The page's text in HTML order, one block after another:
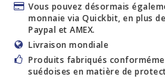
Vous pouvez désormais
monnaie via Quickbit, en plus
Paypal et AMEX.
Livraison mondiale
Produits fabriqués
suédoises en matière de